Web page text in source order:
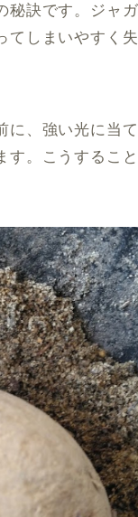
訣です。ジャ
しまいやすく
、強い光に当
。こうするこ